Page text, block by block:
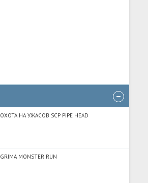
ОХОТА НА УЖАСОВ SCP PIPE HEAD
GRIMA MONSTER RUN